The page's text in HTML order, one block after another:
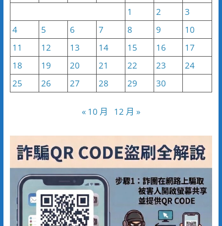
1
2
3
4
5 6 7 8 9
10
11
12 13 14 15 16
17
18
19 20 21 22 23
24
25
26 27 28 29 30
« 10 月 12 月 »